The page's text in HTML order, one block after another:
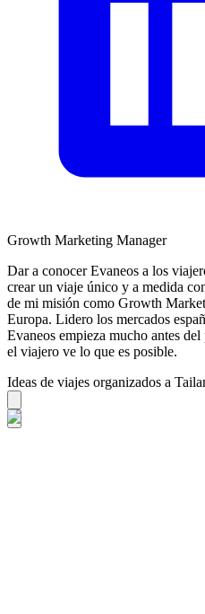
Growth Marketing Manager
Dar a conocer Evaneos a los
crear un viaje único y a medida
de mi misión como Growth
Europa. Lidero los mercados
Evaneos empieza mucho antes
el viajero ve lo que es posible.
Ideas de viajes organizados a